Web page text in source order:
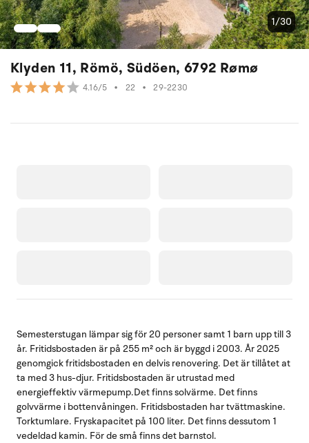
Klyden 11, Römö, Südöen, 6792 Rømø
4.16/5 • 22 • 29-2230
1/30
Semesterstugan lämpar sig för 20 personer samt 1 barn upp till 3
år. Fritidsbostaden är på 255 m² och är byggd i 2003. År 2025
genomgick fritidsbostaden en delvis renovering. Det är tillåtet at
ta med 3 hus-djur. Fritidsbostaden är utrustad med
energieffektiv värmepump.Det finns solvärme. Det finns
golvvärme i bottenvåningen. Fritidsbostaden har tvättmaskine.
Torktumlare. Fryskapacitet på 100 liter. Det finns dessutom 1
vedeldad kamin. För de små finns det barnstol.